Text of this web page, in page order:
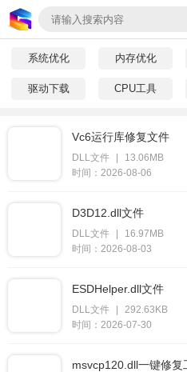
系统优化 内存优化
驱动下载 CPU工具
Vc6运行库修复文件
DLL文件
13.06MB
时间：2026-08-06
D3D12.dll文件
DLL文件
16.97MB
时间：2026-08-03
ESDHelper.dll文件
DLL文件
292.63KB
时间：2026-07-30
msvcp120.dll一键修复